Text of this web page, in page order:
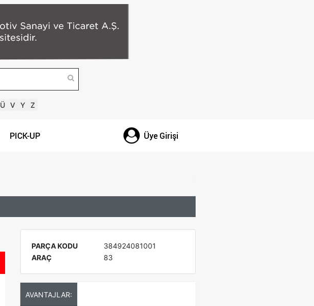
Ü V Y Z
PICK-UP Üye Girişi
PARÇA KODU
384924081001
ARAÇ
83
AVANTAJLAR: